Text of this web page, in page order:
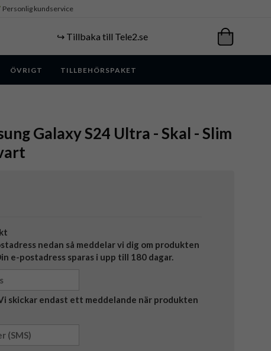
Personlig kundservice
↪️ Tillbaka till Tele2.se
ÖVRIGT TILLBEHÖRSPAKET
Galaxy S24 Ultra - Skal - Slim
nedan så meddelar vi dig om produkten
e-postadress sparas i upp till 180 dagar.
skickar endast ett meddelande när produkten